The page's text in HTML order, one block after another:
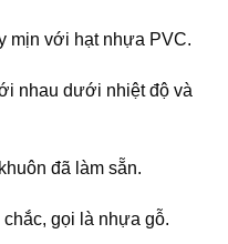
mịn với hạt nhựa PVC.
nhau dưới nhiệt độ và
đã làm sẵn.
gọi là nhựa gỗ.